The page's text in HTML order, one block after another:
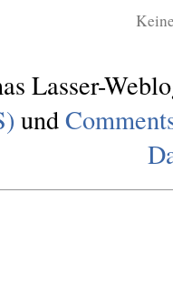
Lasser-
und